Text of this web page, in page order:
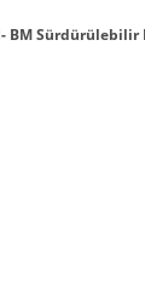
BM Sürdürülebilir